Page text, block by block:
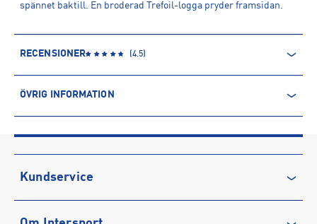
spännet baktill. En broderad Trefoil-logga pryder framsidan.
RECENSIONER (4.5)
ÖVRIG INFORMATION
Produktnummer: 1595613
Leverantörens produktnummer: JC6025
Artikelnummer: 159561302-WHITE
Kundservice